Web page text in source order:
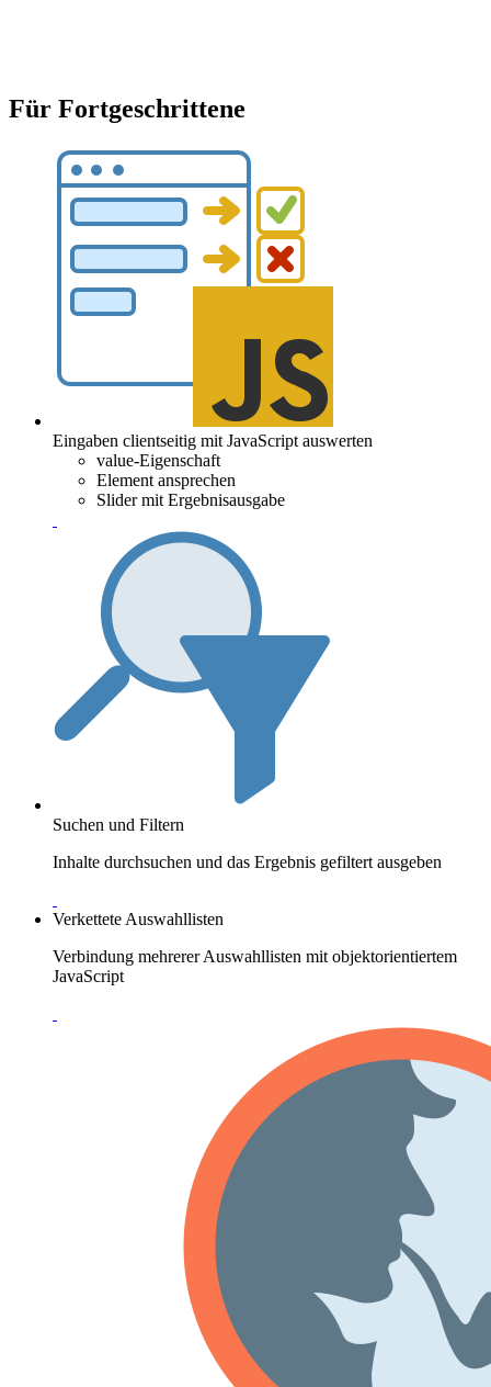
Für Fortgeschrittene
value-Eigenschaft
Element ansprechen
Slider mit Ergebnisausgabe
Suchen und Filtern
Inhalte durchsuchen und das Ergebnis gefiltert ausgeben
Verkettete Auswahllisten
Verbindung mehrerer Auswahllisten mit objektorientiertem
JavaScript